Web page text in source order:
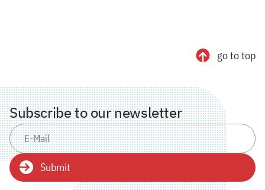
go to top
Subscribe to our newsletter
Submit